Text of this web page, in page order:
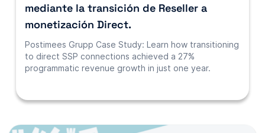
mediante la transición de Reseller a
monetización Direct.
Postimees Grupp Case Study: Learn how transitioning
to direct SSP connections achieved a 27%
programmatic revenue growth in just one year.